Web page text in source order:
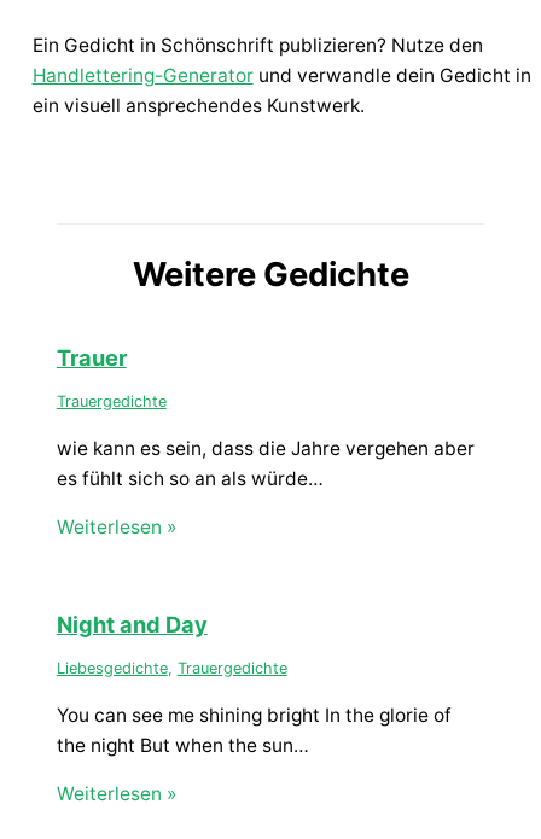
Ein Gedicht in Schönschrift publizieren? Nutze den
Handlettering-Generatorund verwandle dein Gedicht in
ein visuell ansprechendes Kunstwerk.
Weitere Gedichte
Trauer
Trauergedichte
wie kann es sein, dass die Jahre vergehen aber
es fühlt sich so an als würde…
Weiterlesen »
Night and Day
Liebesgedichte, Trauergedichte
You can see me shining bright In the glorie of
the night But when the sun…
Weiterlesen »